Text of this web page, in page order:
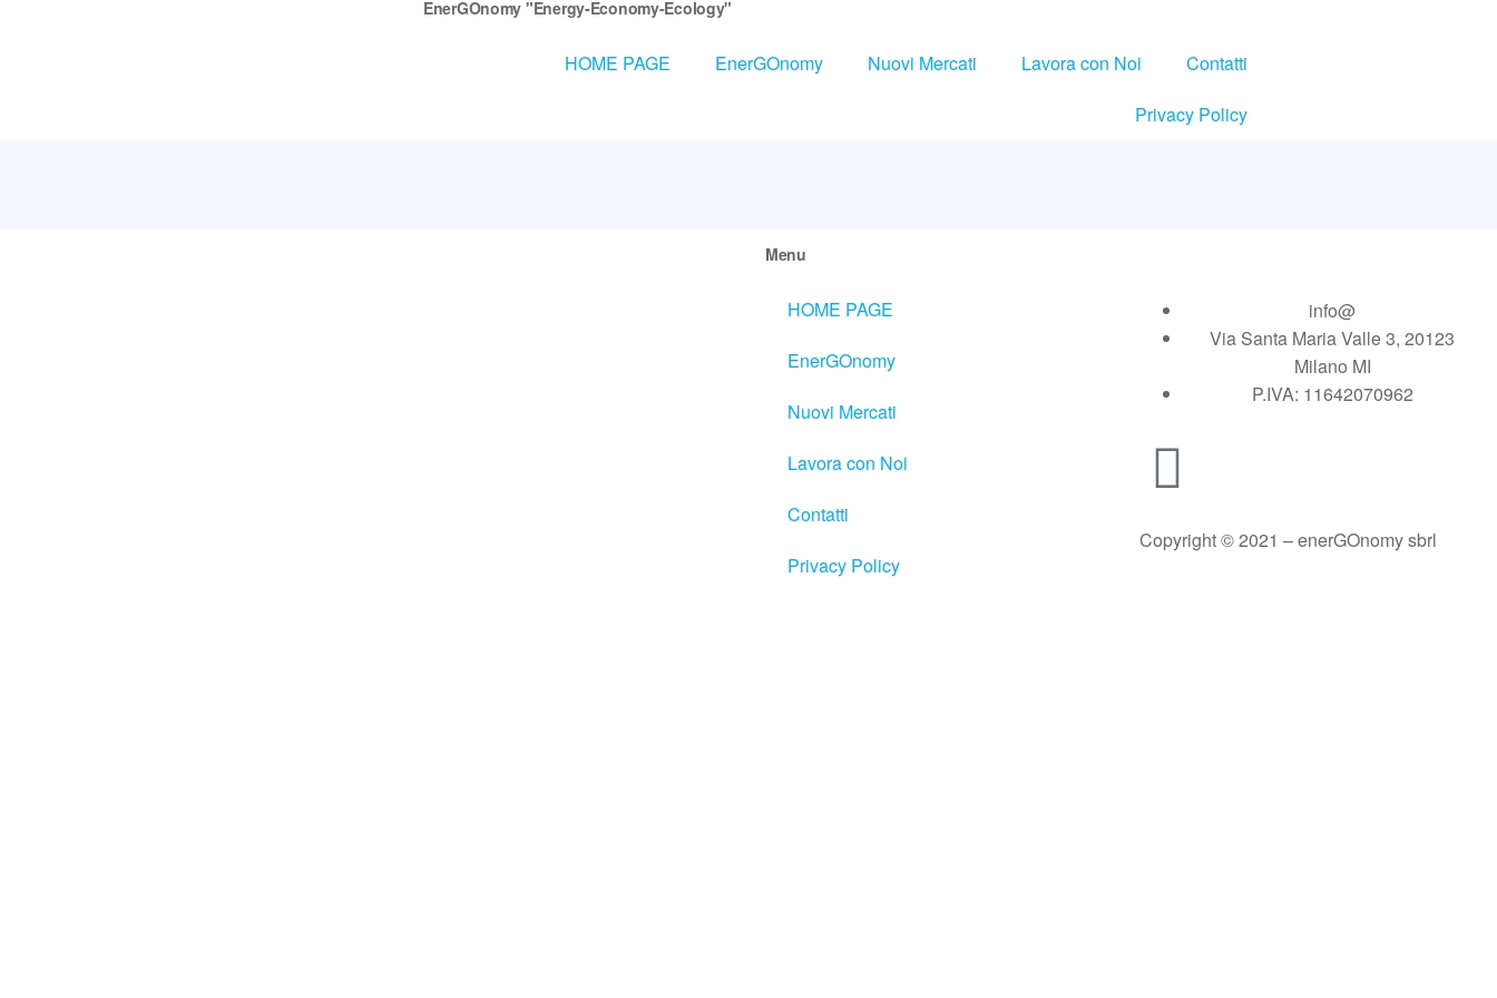
EnerGOnomy "Energy-Economy-Ecology"
HOME PAGE EnerGOnomy Nuovi Mercati Lavora con Noi
Contatti
Privacy Policy
Menu
HOME PAGE
EnerGOnomy
Nuovi Mercati
Lavora con Noi
Contatti
Privacy Policy
info@
Via Santa Maria Valle 3, 20123
Milano MI
P.IVA: 11642070962
Copyright © 2021 – enerGOnomy sbrl